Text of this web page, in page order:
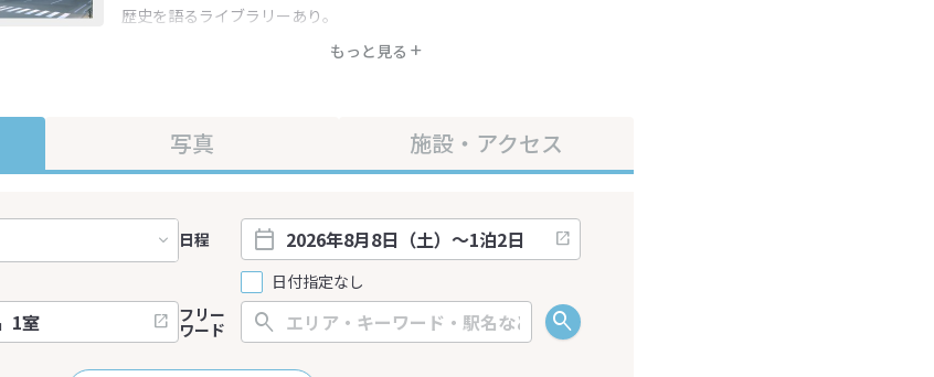
もっと見る
歴史を語るライブラリーあり。
写真 施設・アクセス
日程
日付指定なし
フリー
ワード